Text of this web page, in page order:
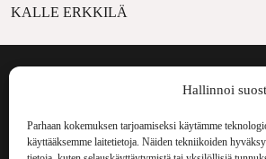
Hallinnoi
Parhaan kokemuksen tarjoamiseksi käytämme
käyttääksemme laitetietoja. Näiden tekniikoiden
KALLE ERKKILÄ
Voima Kustannus
Vellamonkatu 30 B 3 krs.